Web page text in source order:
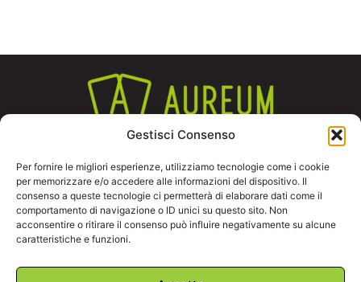
Gestisci Consenso
Per fornire le migliori esperienze, utilizziamo tecnologie come i cookie
per memorizzare e/o accedere alle informazioni del dispositivo. Il
consenso a queste tecnologie ci permetterà di elaborare dati come il
comportamento di navigazione o ID unici su questo sito. Non
acconsentire o ritirare il consenso può influire negativamente su alcune
caratteristiche e funzioni.
+39 333 855 1431
info@aureum.it
© 2026 Aureum | All Rights Reserved | P.Iva 18493761003
Creato con amore daWHIG